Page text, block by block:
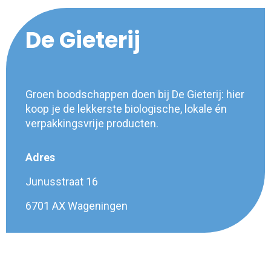
De Gieterij
Groen boodschappen doen bij De Gieterij: hier
koop je de lekkerste biologische, lokale én
verpakkingsvrije producten.
Adres
Junusstraat 16
6701 AX Wageningen